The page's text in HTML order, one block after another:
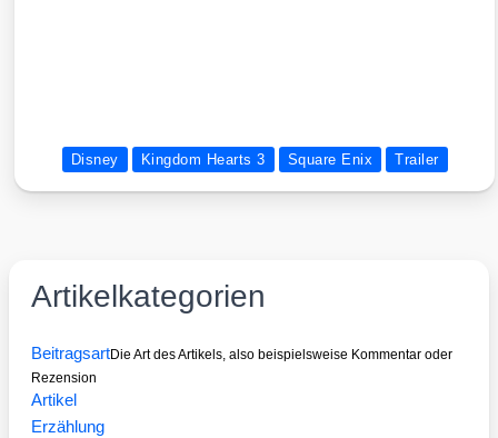
Disney Kingdom Hearts 3 Square Enix Trailer
Artikelkategorien
BeitragsartDie Art des Artikels, also beispielsweise Kommentar oder
Rezension
Artikel
Erzählung